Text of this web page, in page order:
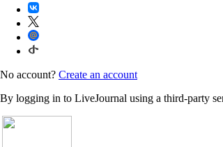
No account? Create an account
By logging in to LiveJournal using a third-party